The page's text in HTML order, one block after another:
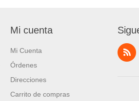
Mi cuenta
Mi Cuenta
Órdenes
Direcciones
Carrito de compras